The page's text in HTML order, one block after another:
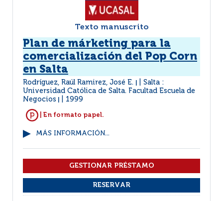
Texto manuscrito
Plan de márketing para la
comercialización del Pop Corn
en Salta
Rodríguez, Raúl Ramirez, José E.
Salta :
Universidad Católica de Salta. Facultad Escuela de
Negocios
1999
| En formato papel.
MÁS INFORMACIÓN...